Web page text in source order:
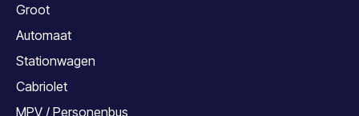
Groot
Automaat
Stationwagen
Cabriolet
MPV / Personenbus